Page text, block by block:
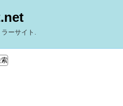
ーサイト.